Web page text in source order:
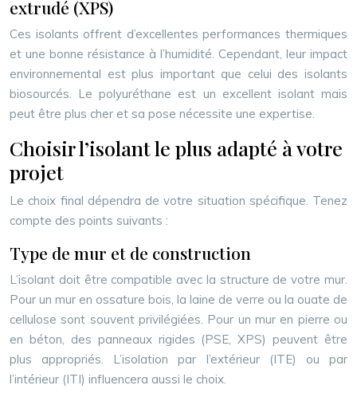
extrudé (XPS)
Ces isolants offrent d’excellentes performances thermiques
et une bonne résistance à l’humidité. Cependant, leur impact
environnemental est plus important que celui des isolants
biosourcés. Le polyuréthane est un excellent isolant mais
peut être plus cher et sa pose nécessite une expertise.
Choisir l’isolant le plus adapté à votre
projet
Le choix final dépendra de votre situation spécifique. Tenez
compte des points suivants :
Type de mur et de construction
L’isolant doit être compatible avec la structure de votre mur.
Pour un mur en ossature bois, la laine de verre ou la ouate de
cellulose sont souvent privilégiées. Pour un mur en pierre ou
en béton, des panneaux rigides (PSE, XPS) peuvent être
plus appropriés. L’isolation par l’extérieur (ITE) ou par
l’intérieur (ITI) influencera aussi le choix.